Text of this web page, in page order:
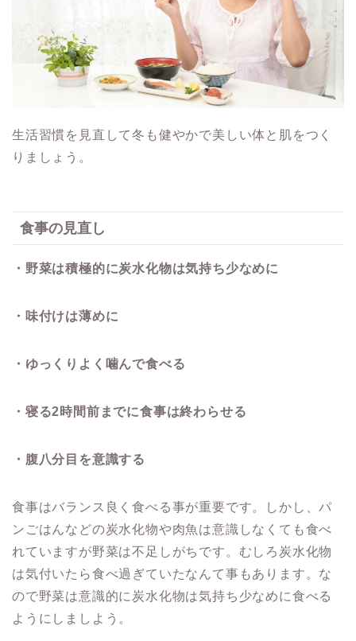
生活習慣を見直して冬も健やかで美しい体と肌をつく
りましょう。
食事の見直し
・野菜は積極的に炭水化物は気持ち少なめに
・味付けは薄めに
・ゆっくりよく噛んで食べる
・寝る2時間前までに食事は終わらせる
・腹八分目を意識する
食事はバランス良く食べる事が重要です。しかし、パ
ンごはんなどの炭水化物や肉魚は意識しなくても食べ
れていますが野菜は不足しがちです。むしろ炭水化物
は気付いたら食べ過ぎていたなんて事もあります。な
ので野菜は意識的に炭水化物は気持ち少なめに食べる
ようにしましよう。